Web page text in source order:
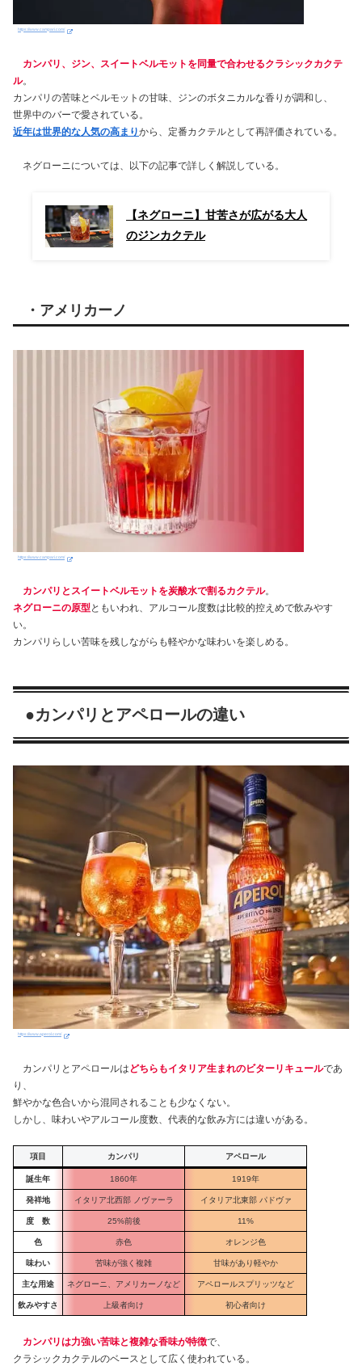
https://www.campari.com/
カンパリ、ジン、スイートベルモットを同量で合わせるクラシックカクテ
ル。
カンパリの苦味とベルモットの甘味、ジンのボタニカルな香りが調和し、
世界中のバーで愛されている。
近年は世界的な人気の高まりから、定番カクテルとして再評価されている。
ネグローニについては、以下の記事で詳しく解説している。
【ネグローニ】甘苦さが広がる大人
のジンカクテル
・アメリカーノ
https://www.campari.com/
カンパリとスイートベルモットを炭酸水で割るカクテル。
ネグローニの原型ともいわれ、アルコール度数は比較的控えめで飲みやす
い。
カンパリらしい苦味を残しながらも軽やかな味わいを楽しめる。
●カンパリとアペロールの違い
https://www.aperol.com/
カンパリとアペロールは どちらもイタリア生まれのビターリキュールであ
り、
鮮やかな色合いから混同されることも少なくない。
しかし、味わいやアルコール度数、代表的な飲み方には違いがある。
項目 カンパリ アペロール
誕生年 1860年 1919年
発祥地 イタリア北西部 ノヴァーラ イタリア北東部 パドヴァ
度 数 25%前後 11%
色 赤色 オレンジ色
味わい 苦味が強く複雑 甘味があり軽やか
主な用途 ネグローニ、アメリカーノなど アペロールスプリッツなど
飲みやすさ 上級者向け 初心者向け
カンパリは力強い苦味と複雑な香味が特徴で、
クラシックカクテルのベースとして広く使われている。